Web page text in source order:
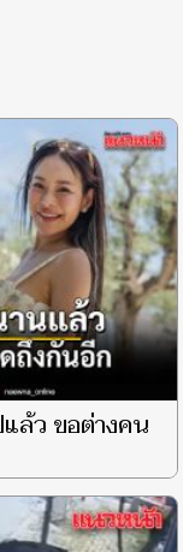
ล้ว ขอต่างคน